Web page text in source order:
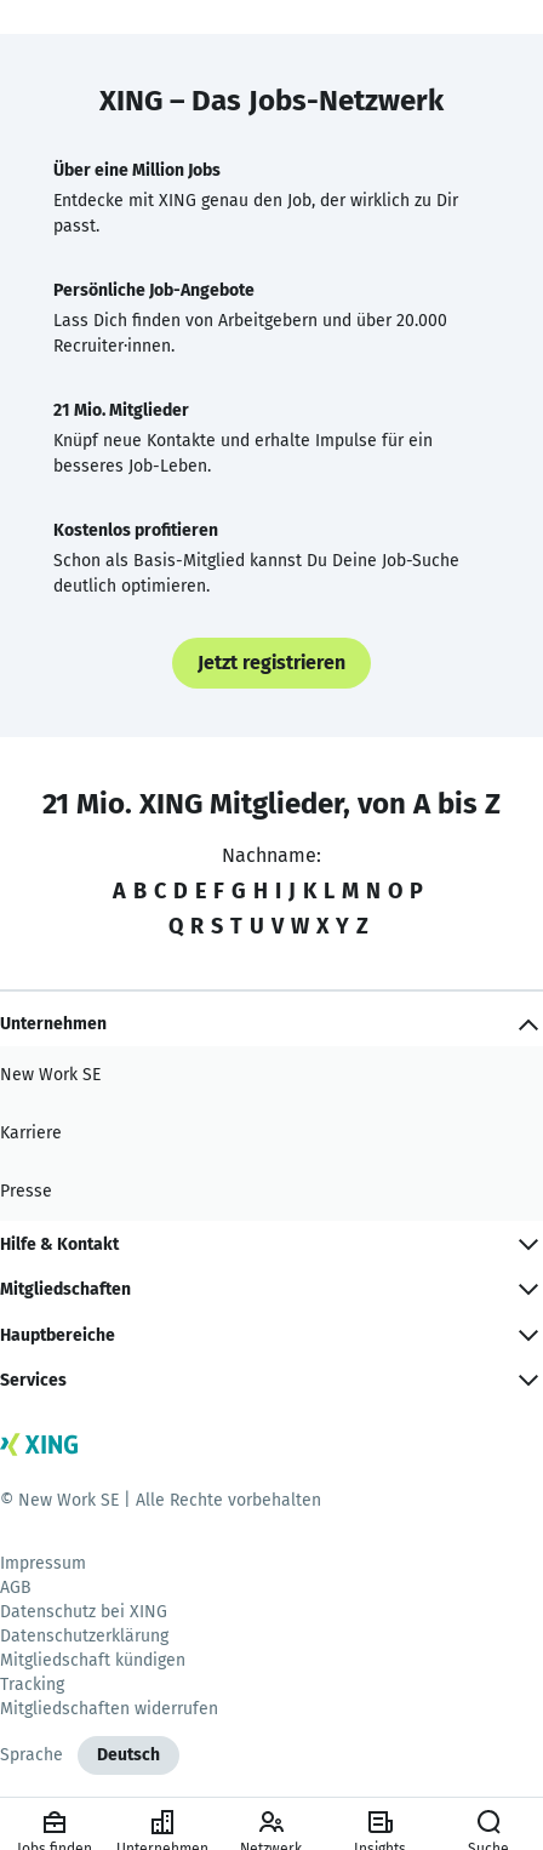
XING – Das Jobs-Netzwerk
Über eine Million Jobs
Entdecke mit XING genau den Job, der wirklich zu Dir
passt.
Persönliche Job-Angebote
Lass Dich finden von Arbeitgebern und über 20.000
Recruiter·innen.
21 Mio. Mitglieder
Knüpf neue Kontakte und erhalte Impulse für ein
besseres Job-Leben.
Kostenlos profitieren
Schon als Basis-Mitglied kannst Du Deine Job-Suche
deutlich optimieren.
Jetzt registrieren
21 Mio. XING Mitglieder, von A bis Z
Nachname:
A B C D E F G H I J K L M N O P
Q R S T U V W X Y Z
Unternehmen
New Work SE
Karriere
Presse
Hilfe & Kontakt
Mitgliedschaften
Hauptbereiche
Services
© New Work SE | Alle Rechte vorbehalten
Impressum
AGB
Datenschutz bei XING
Datenschutzerklärung
Mitgliedschaft kündigen
Tracking
Mitgliedschaften widerrufen
Sprache Deutsch